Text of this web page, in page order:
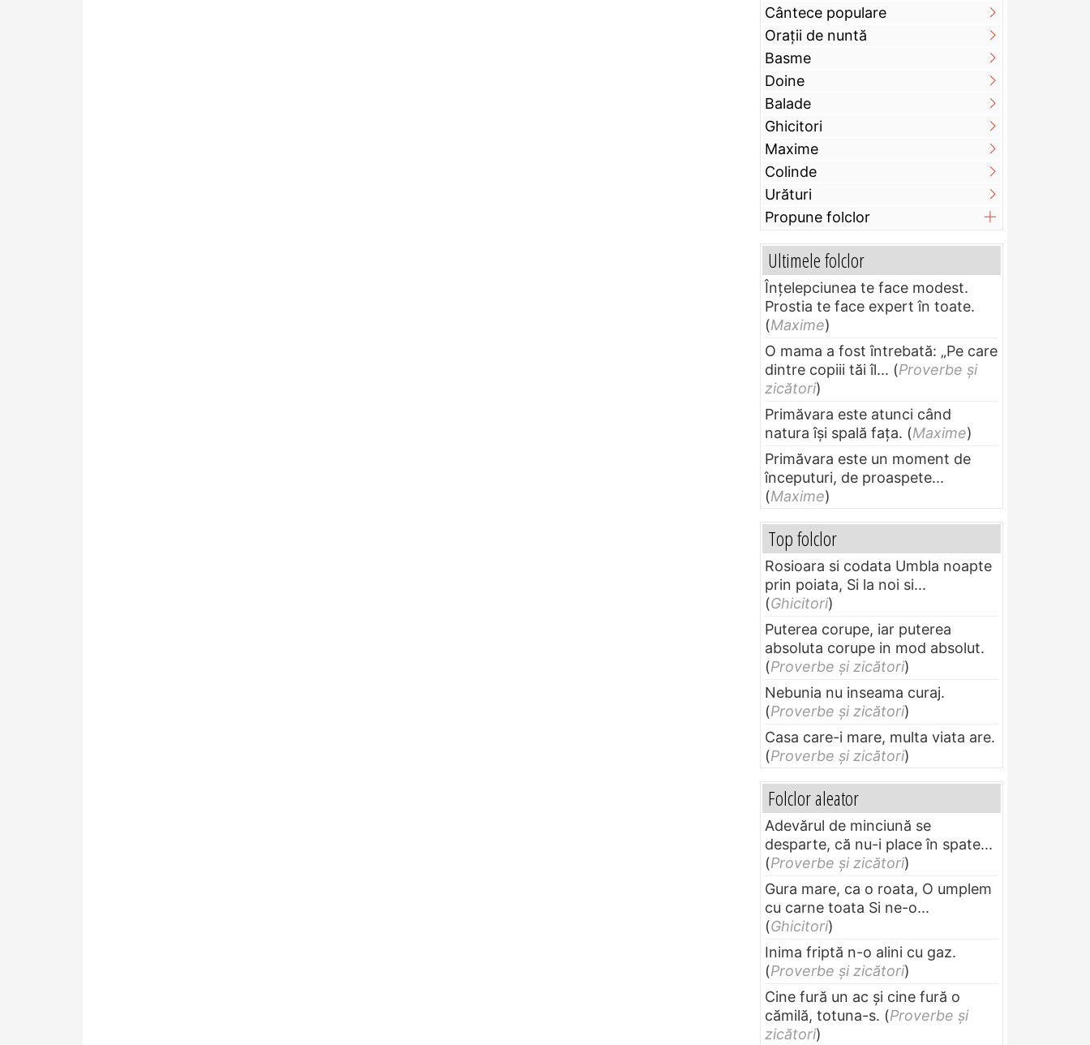
Cântece populare
Orații de nuntă
Basme
Doine
Balade
Ghicitori
Maxime
Colinde
Urături
Propune folclor
Ultimele folclor
Înțelepciunea te face modest.
Prostia te face expert în toate.
(Maxime)
O mama a fost întrebată: „Pe care
dintre copiii tăi îl... (Proverbe și
zicători)
Primăvara este atunci când
natura își spală fața. (Maxime)
Primăvara este un moment de
începuturi, de proaspete...
(Maxime)
Top folclor
Rosioara si codata Umbla noapte
prin poiata, Si la noi si...
(Ghicitori)
Puterea corupe, iar puterea
absoluta corupe in mod absolut.
(Proverbe și zicători)
Nebunia nu inseama curaj.
(Proverbe și zicători)
Casa care-i mare, multa viata are.
(Proverbe și zicători)
Folclor aleator
Adevărul de minciună se
desparte, că nu-i place în spate...
(Proverbe și zicători)
Gura mare, ca o roata, O umplem
cu carne toata Si ne-o...
(Ghicitori)
Inima friptă n-o alini cu gaz.
(Proverbe și zicători)
Cine fură un ac şi cine fură o
cămilă, totuna-s. (Proverbe și
zicători)